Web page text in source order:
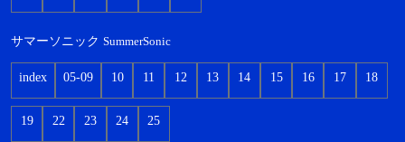
サマーソニック SummerSonic
index 05-09 10 11 12 13 14 15 16 17 18
19 22 23 24 25